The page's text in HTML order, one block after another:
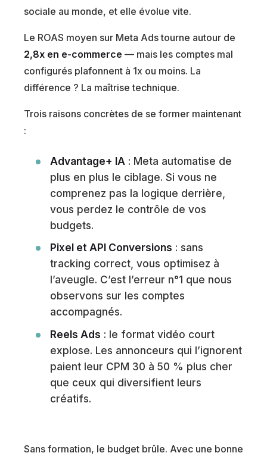
sociale au monde, et elle évolue vite.
Le ROAS moyen sur Meta Ads tourne autour de
2,8x en e-commerce — mais les comptes mal
configurés plafonnent à 1x ou moins. La
différence ? La maîtrise technique.
Trois raisons concrètes de se former maintenant
:
Advantage+ IA : Meta automatise de
plus en plus le ciblage. Si vous ne
comprenez pas la logique derrière,
vous perdez le contrôle de vos
budgets.
Pixel et API Conversions : sans
tracking correct, vous optimisez à
l’aveugle. C’est l’erreur n°1 que nous
observons sur les comptes
accompagnés.
Reels Ads : le format vidéo court
explose. Les annonceurs qui l’ignorent
paient leur CPM 30 à 50 % plus cher
que ceux qui diversifient leurs
créatifs.
Sans formation, le budget brûle. Avec une bonne